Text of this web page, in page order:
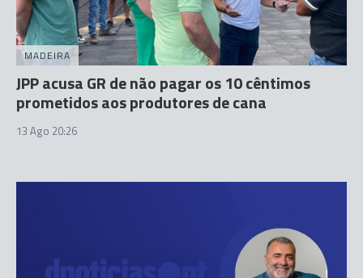
MADEIRA
JPP acusa GR de não pagar os 10 cêntimos
prometidos aos produtores de cana
13 Ago 20:26